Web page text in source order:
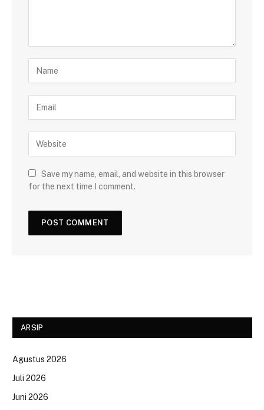
Save my name, email, and website in this browser
for the next time I comment.
ARSIP
Agustus 2026
Juli 2026
Juni 2026